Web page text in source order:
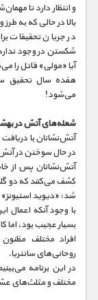
و انتظار دارد تا
بالا در حالی که به
در جریان تحقیقات
شکستن در وجود
آیا «مولی» قاتل را
هفده سال تحقیق
می‌شود!
شعله‌های آتش در
آتش‌نشانان با
در حال سوختن در
آتش‌نشانان پس از
کشف می‌کنند که دو
شد: «دیوید استیونز» ۳۸ ساله.
با وجود آنکه اعمال
بسیار عجیب بود، اما
افراد مختلف
روحانی‌های سانتریا.
در این برنامه
مختلف و مثلث‌های